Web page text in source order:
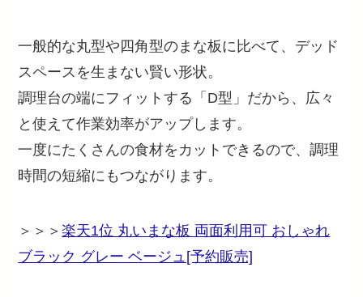
一般的な丸型や四角型のまな板に比べて、デッド
スペースを生まない賢い形状。
調理台の端にフィットする「D型」だから、広々
と使えて作業効率がアップします。
一度にたくさんの食材をカットできるので、調理
時間の短縮にもつながります。
＞＞＞楽天1位 丸いまな板 両面利用可 おしゃれ
ブラック グレー ベージュ[予約販売]